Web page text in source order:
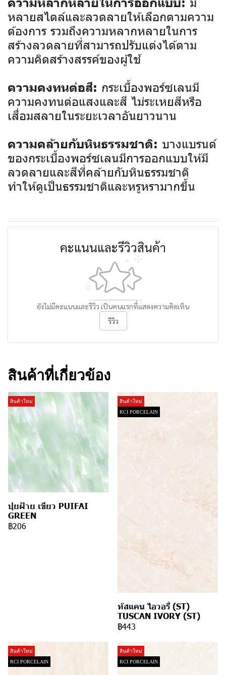
หลายสไตล์และลวดลายให้เลือกตามความ
ต้องการ รวมถึงความหลากหลายในการ
สร้างลวดลายที่สามารถปรับแต่งได้ตาม
ความคิดสร้างสรรค์ของผู้ใช้
ความคงทนต่อสี: กระเบื้องพอร์ซเลนมี
ความคงทนต่อแสงและสี ไม่ระเหยสีหรือ
เสื่อมสลายในระยะเวลาอันยาวนาน
ความคล้ายกับหินธรรมชาติ: บางแบรนด์
ของกระเบื้องพอร์ซเลนมีการออกแบบให้มี
ลวดลายและสีที่คล้ายกับหินธรรมชาติ
ทำให้ดูเป็นธรรมชาติและหรูหรามากขึ้น
คะแนนและรีวิวสินค้า
ยังไม่มีคะแนนและรีวิว เป็นคนแรกที่แสดงความคิดเห็น
รีวิว
สินค้าที่เกี่ยวข้อง
สินค้าใหม่
ปุยฝ้าย เขียว PUIFAI
GREEN
฿206
สินค้าใหม่
RCI PORCELAIN
ทัสแคน ไอวอรี่ (ST)
TUSCAN IVORY (ST)
฿443
สินค้าใหม่
RCI PORCELAIN
สินค้าใหม่
RCI PORCELAIN